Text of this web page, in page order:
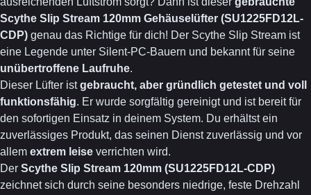
Scythe Slip Stream 120mm Gehäuselüfter (SU1225FD12L-
CDP) genau das Richtige für dich! Der Scythe Slip Stream ist
eine Legende unter Silent-PC-Bauern und bekannt für seine
unübertroffene Laufruhe.
Dieser Lüfter istgebraucht, aber gründlich getestet und voll
funktionsfähig. Er wurde sorgfältig gereinigt und ist bereit für
den sofortigen Einsatz in deinem System. Du erhältst ein
zuverlässiges Produkt, das seinen Dienst zuverlässig und vor
allem extrem leise verrichten wird.
Der Scythe Slip Stream 120mm (SU1225FD12L-CDP)
zeichnet sich durch seine besonders niedrige, feste Drehzahl